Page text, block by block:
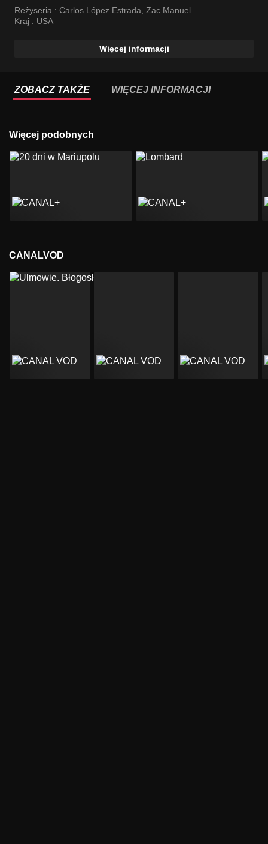
Reżyseria : Carlos López Estrada, Zac Manuel
Kraj : USA
Więcej informacji
ZOBACZ TAKŻE WIĘCEJ INFORMACJI
Więcej podobnych
CANALVOD